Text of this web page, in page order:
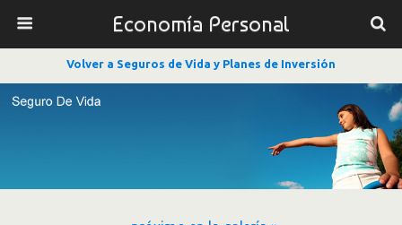
Economía Personal
Volver a Seguros de Vida y Planes de Inversión